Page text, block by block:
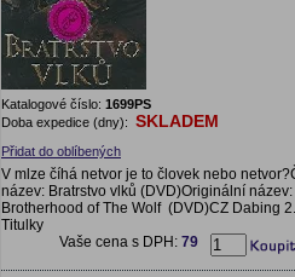
Katalogové číslo: 1699PS
Doba expedice (dny): SKLADEM
Přidat do oblíbených
V mlze číhá netvor je to človek nebo
název: Bratrstvo vlků (DVD)Originální název:
Brotherhood of The Wolf (DVD)CZ Dabing
Titulky
Vaše cena s DPH: 79